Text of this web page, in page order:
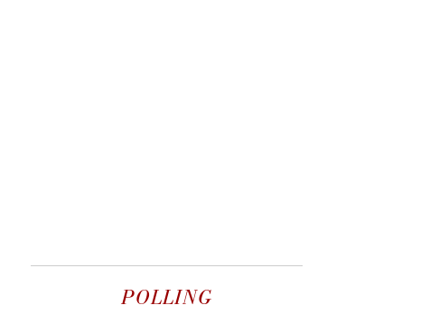
POLLING